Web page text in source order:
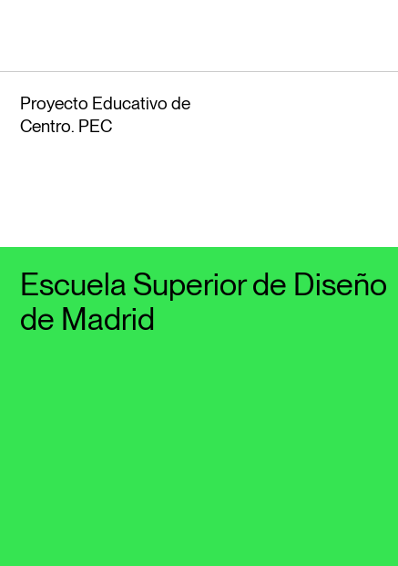
Proyecto Educativo de
Centro. PEC
Escuela Superior de Diseño
de Madrid